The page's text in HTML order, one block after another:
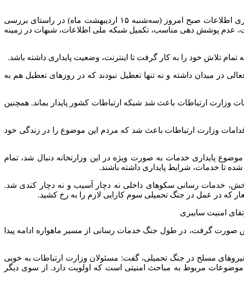
ارتباط فردا: نشست اعضای هیئت رئیسه مجلس و همچنین اعضای کمیسیون صنایع و معادن با ستار هاشمی، وزیر ارتباطات و فناوری اطلاعات صبح امروز (سه‌شنبه ۱۵ اردیبهشت ماه) در راستای بررسی
عدم پوشش دهی مناسب، تکمیل شبکه ملی اطلاعات، شبهات در زمینه
تمام تلاش خود را به کار گرفت تا اینترنت، وضعیت پایداری داشته باشد.
در میدان داشته و نه تنها تعطیل نبودند که در روزهای تعطیل هم به
وزارت ارتباطات باعث شد شبکه ارتباطات کشور پایدار بماند. همچنین
وزارت ارتباطات باعث شد که مردم این موضوع را در زندگی خود
پایداری خدمات به صورت ویژه در این وزارتخانه دنبال شد، تمام
تا خدمات، شرایط پایداری داشته باشند.
خدمات رسانی سکوهای داخلی نه دچار آسیب و نه دچار کندی شد.
که در عمل در جنگ تحمیلی سوم کارایی لازم را به رخ کشید.
صورت گرفت، در طول جنگ خدمات رسانی از مسیر ماهواره ادامه پیدا
مسلح در جنگ تحمیلی، گفت: مسئولان وزارت ارتباطات به خوبی
موضوعات مربوط به مباحث امنیتی است که اولویت دارد. از سوی دیگر